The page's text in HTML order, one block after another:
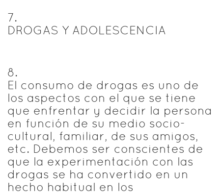
7.
DROGAS Y ADOLESCENCIA
8.
El consumo de drogas es uno de
los aspectos con el que se tiene
que enfrentar y decidir la persona
en función de su medio socio-
cultural, familiar, de sus amigos,
etc. Debemos ser conscientes de
que la experimentación con las
drogas se ha convertido en un
hecho habitual en los